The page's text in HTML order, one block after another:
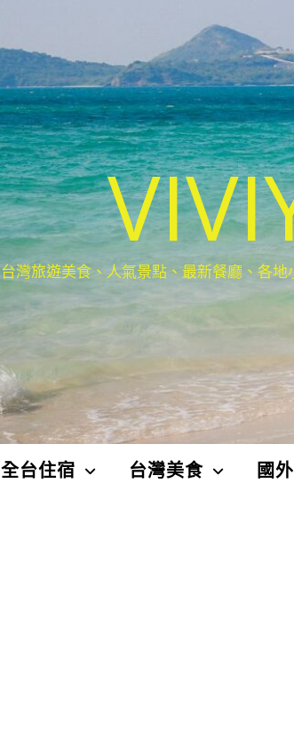
台灣旅遊美食、人氣景點、最新餐廳、各
全台住宿 台灣美食 國